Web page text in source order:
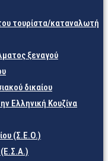
τουρίστα/καταναλωτή
ξεναγού
δικαίου
Ελληνική Κουζίνα
(Σ.Ε.Ο.)
(Ε.Σ.Α.)